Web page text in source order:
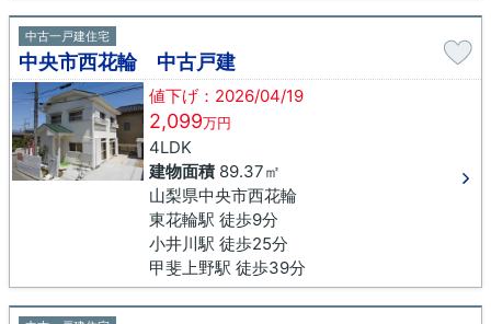
中古一戸建住宅
中央市西花輪 中古戸建
値下げ：2026/04/19
2,099万円
4LDK
建物面積89.37㎡
山梨県中央市西花輪
東花輪駅 徒歩9分
小井川駅 徒歩25分
甲斐上野駅 徒歩39分